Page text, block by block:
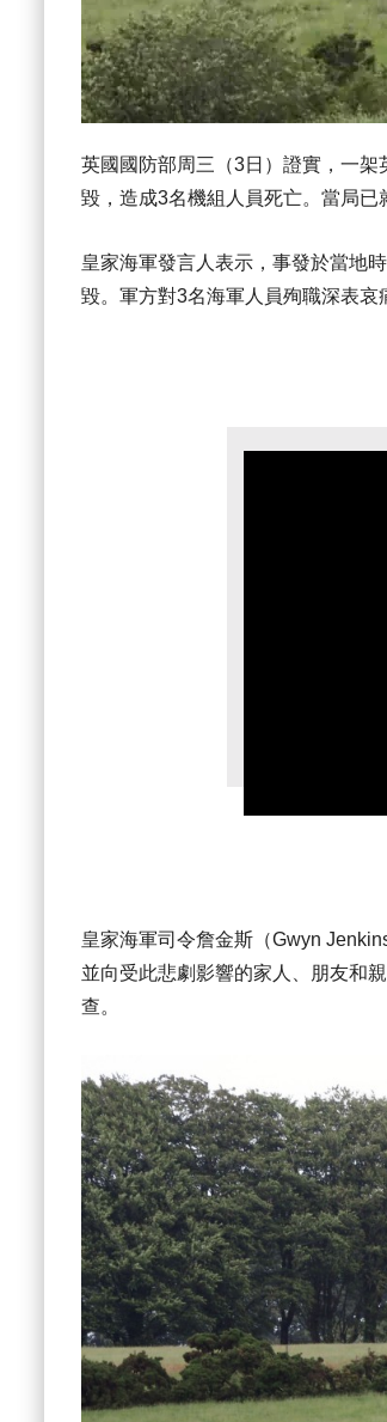
英國國防部周三（3日）證實，一
毀，造成3名機組人員死亡。當局已
皇家海軍發言人表示，事發於當地
毀。軍方對3名海軍人員殉職深表哀
皇家海軍司令詹金斯（Gwyn
並向受此悲劇影響的家人、朋友和
查。